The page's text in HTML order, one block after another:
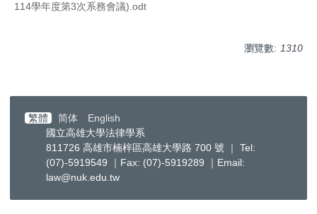
114學年度第3次系務會議).odt
瀏覽數: 1310
繁體 简体
English
國立高雄大學法律學系
811726 高雄市楠梓區高雄大學路 700 號 ｜ Tel:
(07)-5919549 ｜Fax: (07)-5919289 ｜Email:
law@nuk.edu.tw